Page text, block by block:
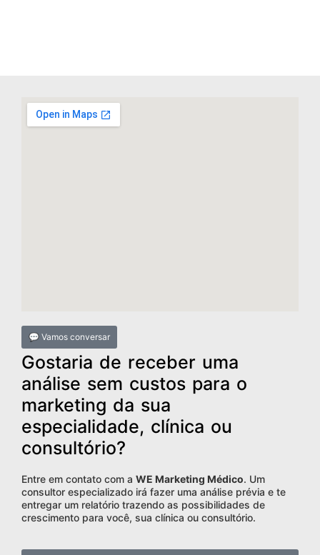
💬 Vamos conversar
Gostaria de receber uma
análise sem custos para o
marketing da sua
especialidade, clínica ou
consultório?
Entre em contato com a WE Marketing Médico. Um
consultor especializado irá fazer uma análise prévia e te
entregar um relatório trazendo as possibilidades de
crescimento para você, sua clínica ou consultório.